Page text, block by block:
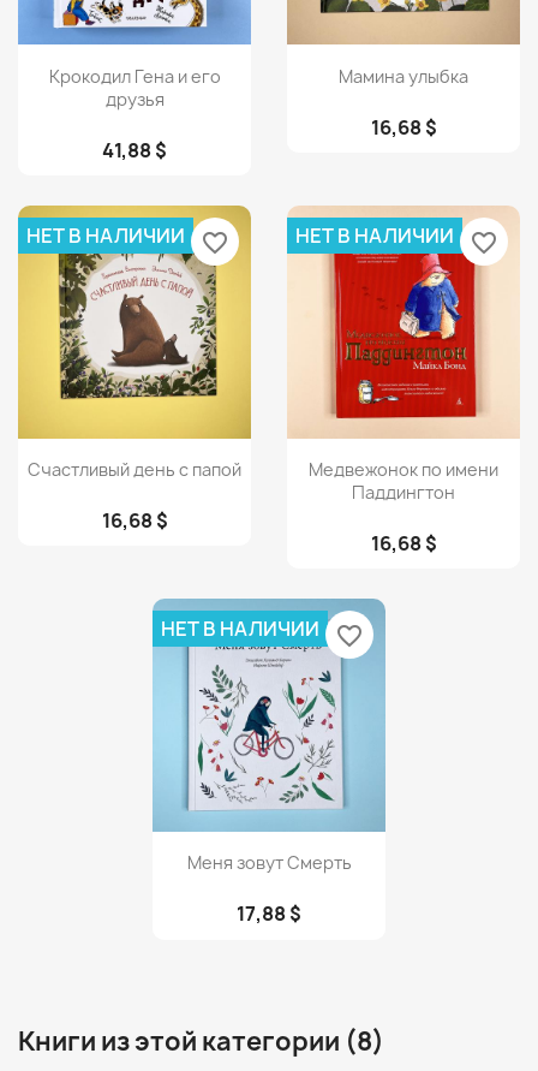
Просмотр
Крокодил Гена и его
друзья
41,88 $
Просмотр
Мамина улыбка
16,68 $
Просмотр
Счастливый день с папой
16,68 $
НЕТ В НАЛИЧИИ favorite_border
Просмотр
Медвежонок по имени
Паддингтон
16,68 $
НЕТ В НАЛИЧИИ favorite_border
 Просмотр
Меня зовут Смерть
17,88 $
НЕТ В НАЛИЧИИ favorite_border
Книги из этой категории (8)